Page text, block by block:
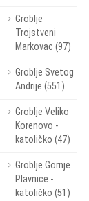
Groblje
Trojstveni
Markovac (97)
Groblje Svetog
Andrije (551)
Groblje Veliko
Korenovo -
katoličko (47)
Groblje Gornje
Plavnice -
katoličko (51)